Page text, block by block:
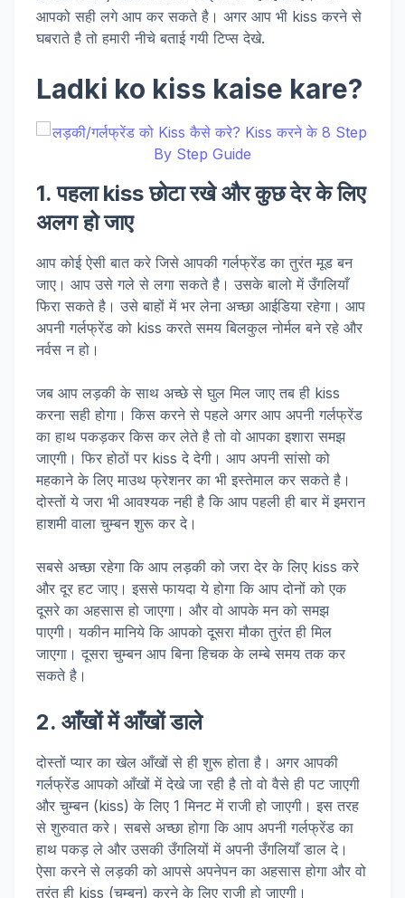
आपको सही लगे आप कर सकते है। अगर आप भी kiss करने से
घबराते है तो हमारी नीचे बताई गयी टिप्स देखे.
Ladki ko kiss kaise kare?
1. पहला kiss छोटा रखे और कुछ देर के लिए
अलग हो जाए
आप कोई ऐसी बात करे जिसे आपकी गर्लफ्रेंड का तुरंत मूड बन
जाए। आप उसे गले से लगा सकते है। उसके बालो में उँगलियाँ
फिरा सकते है। उसे बाहों में भर लेना अच्छा आईडिया रहेगा। आप
अपनी गर्लफ्रेंड को kiss करते समय बिलकुल नोर्मल बने रहे और
नर्वस न हो।
जब आप लड़की के साथ अच्छे से घुल मिल जाए तब ही kiss
करना सही होगा। किस करने से पहले अगर आप अपनी गर्लफ्रेंड
का हाथ पकड़कर किस कर लेते है तो वो आपका इशारा समझ
जाएगी। फिर होठों पर kiss दे देगी। आप अपनी सांसो को
महकाने के लिए माउथ फ्रेशनर का भी इस्तेमाल कर सकते है।
दोस्तों ये जरा भी आवश्यक नही है कि आप पहली ही बार में इमरान
हाशमी वाला चुम्बन शुरू कर दे।
सबसे अच्छा रहेगा कि आप लड़की को जरा देर के लिए kiss करे
और दूर हट जाए। इससे फायदा ये होगा कि आप दोनों को एक
दूसरे का अहसास हो जाएगा। और वो आपके मन को समझ
पाएगी। यकीन मानिये कि आपको दूसरा मौका तुरंत ही मिल
जाएगा। दूसरा चुम्बन आप बिना हिचक के लम्बे समय तक कर
सकते है।
2. आँखों में आँखों डाले
दोस्तों प्यार का खेल आँखों से ही शुरू होता है। अगर आपकी
गर्लफ्रेंड आपको आँखों में देखे जा रही है तो वो वैसे ही पट जाएगी
और चुम्बन (kiss) के लिए 1 मिनट में राजी हो जाएगी। इस तरह
से शुरुवात करे। सबसे अच्छा होगा कि आप अपनी गर्लफ्रेंड का
हाथ पकड़ ले और उसकी उँगलियों में अपनी उँगलियाँ डाल दे।
ऐसा करने से लड़की को आपसे अपनेपन का अहसास होगा और वो
तुरंत ही kiss (चुम्बन) करने के लिए राजी हो जाएगी।